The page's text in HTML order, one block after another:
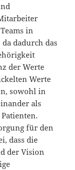
in
dadurch das
der Werte
Werte
sowohl in
als
für den
dass die
der Vision